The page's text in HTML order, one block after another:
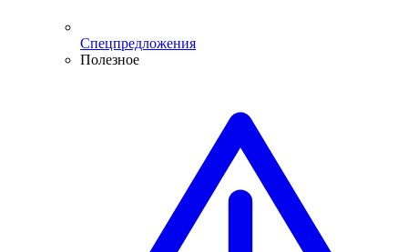
Спецпредложения
Полезное